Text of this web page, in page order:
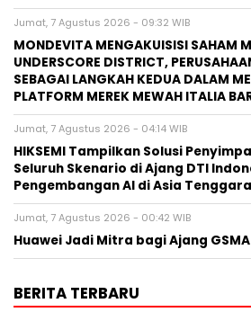
Jumat, 7 Agustus 2026 - 09:32 WIB
MONDEVITA MENGAKUISISI SAHAM
UNDERSCORE DISTRICT,
SEBAGAI LANGKAH KEDUA DALAM
PLATFORM MEREK MEWAH ITALIA
Jumat, 7 Agustus 2026 - 04:14 WIB
HIKSEMI Tampilkan Solusi
Seluruh Skenario di Ajang DTI
Pengembangan AI di Asia Tenggara
Jumat, 7 Agustus 2026 - 00:42 WIB
Huawei Jadi Mitra bagi Ajang GSMA
BERITA TERBARU